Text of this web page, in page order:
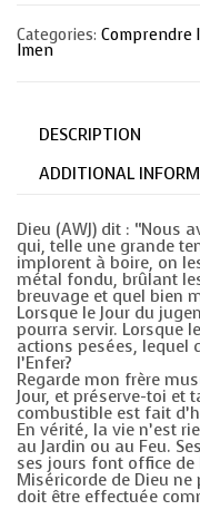
Categories: Comprendre
Imen
DESCRIPTION
ADDITIONAL
Dieu (AWJ) dit : “Nous
qui, telle une grande
implorent à boire, on
métal fondu, brûlant
breuvage et quel bien
Lorsque le Jour du
pourra servir. Lorsque
actions pesées, lequel
l’Enfer?
Regarde mon frère
Jour, et préserve-toi et
combustible est fait
En vérité, la vie n’est
au Jardin ou au Feu.
ses jours font office de
Miséricorde de Dieu
doit être effectuée